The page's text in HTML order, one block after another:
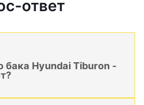
ответ
бака Hyundai Tiburon -